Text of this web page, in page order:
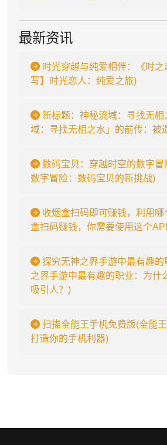
最新资讯
时光穿越与纯爱相伴：《时之
写】时光恋人：纯爱之旅)
新标题：神秘流域：寻找无相
域：寻找无相之水」的前传：被
数码宝贝：穿越时空的数字冒
数字冒险：数码宝贝的新挑战)
收烟盒扫码即可赚钱，利用哪
盒扫码赚钱，你需要使用这个
探究无神之界手游中最有趣的
之界手游中最有趣的职业：为什
吸引人？)
扫描全能王手机免费版(全能王
打造你的手机利器)